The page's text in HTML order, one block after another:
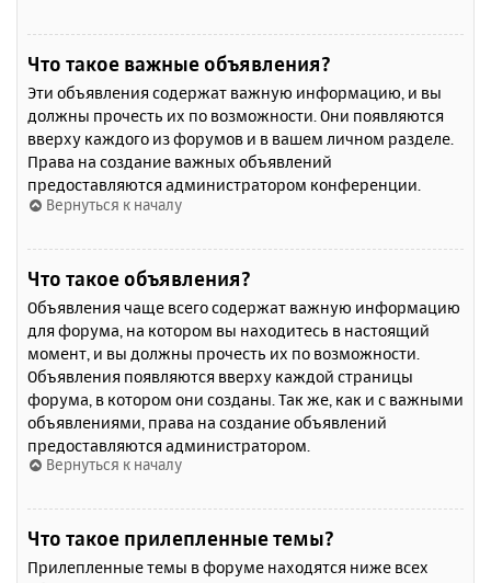
Что такое важные объявления?
Эти объявления содержат важную информацию, и вы
должны прочесть их по возможности. Они появляются
вверху каждого из форумов и в вашем личном разделе.
Права на создание важных объявлений
предоставляются администратором конференции.
Вернуться к началу
Что такое объявления?
Объявления чаще всего содержат важную информацию
для форума, на котором вы находитесь в настоящий
момент, и вы должны прочесть их по возможности.
Объявления появляются вверху каждой страницы
форума, в котором они созданы. Так же, как и с важными
объявлениями, права на создание объявлений
предоставляются администратором.
Вернуться к началу
Что такое прилепленные темы?
Прилепленные темы в форуме находятся ниже всех